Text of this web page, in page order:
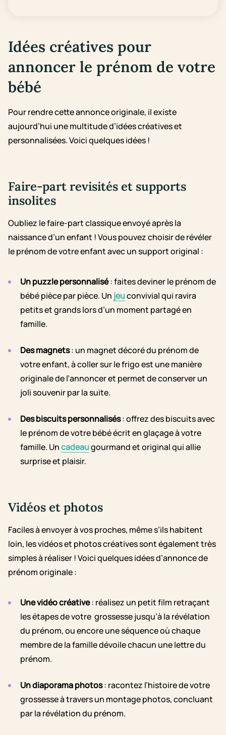
Idées créatives pour
annoncer le prénom de votre
bébé
Pour rendre cette annonce originale, il existe
aujourd’hui une multitude d’idées créatives et
personnalisées. Voici quelques idées !
Faire-part revisités et supports
insolites
Oubliez le faire-part classique envoyé après la
naissance d’un enfant ! Vous pouvez choisir de révéler
le prénom de votre enfant avec un support original :
Un puzzle personnalisé: faites deviner le prénom de
bébé pièce par pièce. Un jeuconvivial qui ravira
petits et grands lors d’un moment partagé en
famille.
Des magnets: un magnet décoré du prénom de
votre enfant, à coller sur le frigo est une manière
originale de l’annoncer et permet de conserver un
joli souvenir par la suite.
Des biscuits personnalisés: offrez des biscuits avec
le prénom de votre bébé écrit en glaçage à votre
famille. Uncadeaugourmand et original qui allie
surprise et plaisir.
Vidéos et photos
Faciles à envoyer à vos proches, même s’ils habitent
loin, les vidéos et photos créatives sont également très
simples à réaliser ! Voici quelques idées d’annonce de
prénom originale :
Une vidéo créative: réalisez un petit film retraçant
les étapes de votre grossesse jusqu’à la révélation
du prénom, ou encore une séquence où chaque
membre de la famille dévoile chacun une lettre du
prénom.
Un diaporama photos: racontez l’histoire de votre
grossesse à travers un montage photos, concluant
par la révélation du prénom.